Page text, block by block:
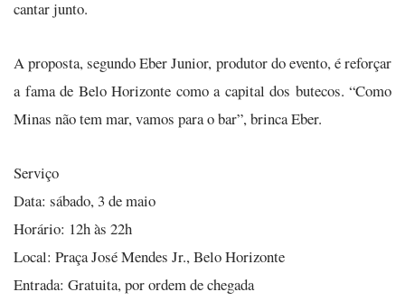
cantar junto.
A proposta, segundo Eber Junior, produtor do evento, é reforçar
a fama de Belo Horizonte como a capital dos butecos. “Como
Minas não tem mar, vamos para o bar”, brinca Eber.
Serviço
Data: sábado, 3 de maio
Horário: 12h às 22h
Local: Praça José Mendes Jr., Belo Horizonte
Entrada: Gratuita, por ordem de chegada